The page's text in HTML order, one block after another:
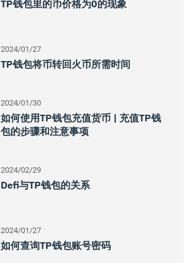
TP钱包里的币价格为0的现象
2024/01/27
TP钱包将币转回火币所需时间
2024/01/30
如何使用TP钱包充值货币 | 充值TP钱
包的步骤和注意事项
2024/02/29
Defi与TP钱包的关系
2024/01/27
如何查询TP钱包账号密码